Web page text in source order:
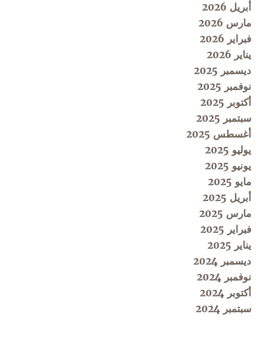
أبريل 2026
مارس 2026
فبراير 2026
يناير 2026
ديسمبر 2025
نوفمبر 2025
أكتوبر 2025
سبتمبر 2025
أغسطس 2025
يوليو 2025
يونيو 2025
مايو 2025
أبريل 2025
مارس 2025
فبراير 2025
يناير 2025
ديسمبر 2024
نوفمبر 2024
أكتوبر 2024
سبتمبر 2024